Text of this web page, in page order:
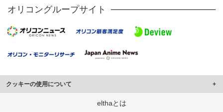
オリコングループサイト
クッキーの使用について
このサイトでは Cookie を使用して、ユーザーに合わせたコンテンツや広告の
elthaとは